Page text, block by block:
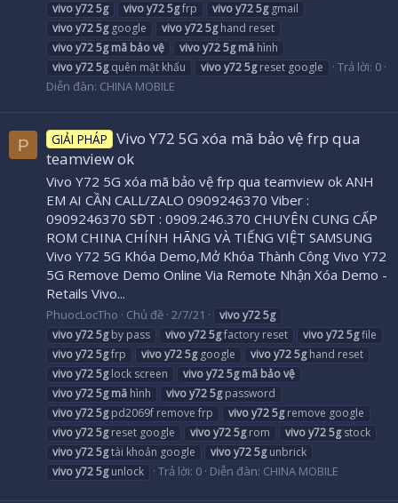
vivoy725g vivoy725gfrp vivoy725ggmail
vivoy725ggoogle vivoy725ghand reset
vivoy725g mã bảovệ vivoy725g mã hình
vivoy725gquên mật khẩu vivoy725greset google
Trả lời: 0
Diễn đàn: CHINA MOBILE
P GIẢI PHÁP Vivo Y72 5G xóa mã bảo vệ frp qua
teamview ok
Vivo Y72 5G xóa mã bảo vệ frp qua teamview ok ANH
EM AI CẦN CALL/ZALO 0909246370 Viber :
0909246370 SĐT : 0909.246.370 CHUYÊN CUNG CẤP
ROM CHINA CHÍNH HÃNG VÀ TIẾNG VIỆT SAMSUNG
Vivo Y72 5G Khóa Demo,Mở Khóa Thành Công Vivo Y72
5G Remove Demo Online Via Remote Nhận Xóa Demo -
Retails Vivo...
PhuocLocTho Chủ đề 2/7/21 vivoy725g
vivoy725gby pass vivoy725gfactory reset vivoy725gfile
vivoy725gfrp vivoy725ggoogle vivoy725ghand reset
vivoy725glock screen vivoy725g mã bảovệ
vivoy725g mã hình vivoy725gpassword
vivoy725gpd2069f remove frp vivoy725gremove google
vivoy725greset google vivoy725grom vivoy725gstock
vivoy725gtài khoản google vivoy725gunbrick
vivoy725gunlock Trả lời: 0 Diễn đàn: CHINA MOBILE